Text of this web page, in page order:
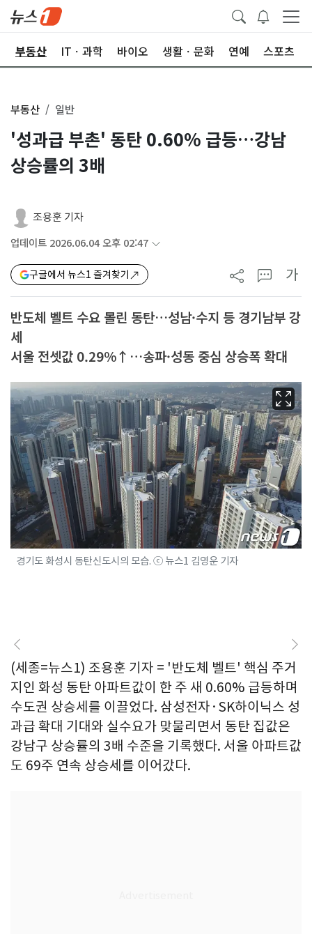
부동산 ITㆍ과학 바이오 생활ㆍ문화 연예 스포츠
부동산 일반
'성과급 부촌' 동탄 0.60% 급등…강남
상승률의 3배
조용훈 기자
업데이트 2026.06.04 오후 02:47
구글에서 뉴스1 즐겨찾기 가
반도체 벨트 수요 몰린 동탄…성남·수지 등 경기남부 강
세
서울 전셋값 0.29%↑…송파·성동 중심 상승폭 확대
경기도 화성시 동탄신도시의 모습. ⓒ 뉴스1 김영운 기자
(세종=뉴스1) 조용훈 기자 = '반도체 벨트' 핵심 주거
지인 화성 동탄 아파트값이 한 주 새 0.60% 급등하며
수도권 상승세를 이끌었다. 삼성전자·SK하이닉스 성
과급 확대 기대와 실수요가 맞물리면서 동탄 집값은
강남구 상승률의 3배 수준을 기록했다. 서울 아파트값
도 69주 연속 상승세를 이어갔다.